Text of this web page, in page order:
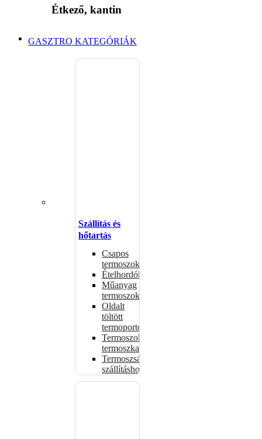
Étkező, kantin
GASZTRO KATEGÓRIÁK
Szállítás és
hőtartás
Csapos
termoszok
Ételhordók
Műanyag
termoszok
Oldalt
töltött
termoportok
Termoszok,
termoszkannák
Termoszsákok
szállításhoz